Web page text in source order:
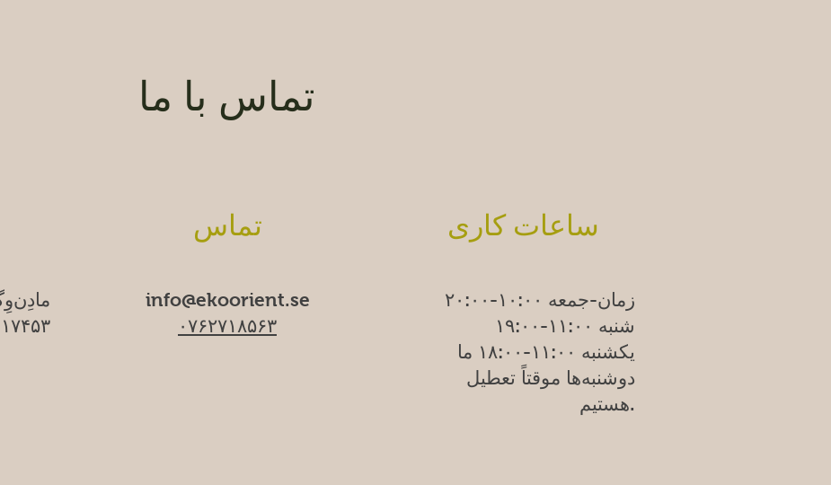
تماس با ما
۱۷۴۵۳ ساندبیبرگ
تماس
info@ekoorient.se
۰۷۶۲۷۱۸۵۶۳
ساعات کاری
زمان-جمعه ۱۰:۰۰-۲۰:۰۰
شنبه ۱۱:۰۰-۱۹:۰۰
یکشنبه ۱۱:۰۰-۱۸:۰۰
ما
دوشنبه‌ها موقتاً تعطیل
هستیم.